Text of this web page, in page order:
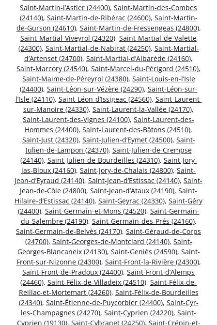
Saint-Martin-l’Astier (24400), Saint-Martin-des-Combes
(24140), Saint-Martin-de-Ribérac (24600), Saint-Martin-
de-Gurson (24610), Saint-Martin-de-Fressengeas (24800),
Saint-Martial-Viveyrol (24320), Saint-Martial-de-Valette
(24300), Saint-Martial-de-Nabirat (24250), Saint-Martial-
d’Artenset (24700), Saint-Martial-d’Albarède (24160),
Saint-Marcory (24540), Saint-Marcel-du-Périgord (24510),
Saint-Maime-de-Péreyrol (24380), Saint-Louis-en-l’Isle
(24400), Saint-Léon-sur-Vézère (24290), Saint-Léon-sur-
l’Isle (24110), Saint-Léon-d’Issigeac (24560), Saint-Laurent-
sur-Manoire (24330), Saint-Laurent-la-Vallée (24170),
Saint-Laurent-des-Vignes (24100), Saint-Laurent-des-
Hommes (24400), Saint-Laurent-des-Bâtons (24510),
Saint-Just (24320), Saint-Julien-d’Eymet (24500), Saint-
Julien-de-Lampon (24370), Saint-Julien-de-Crempse
(24140), Saint-Julien-de-Bourdeilles (24310), Saint-Jory-
las-Bloux (24160), Saint-Jory-de-Chalais (24800), Saint-
Jean-d’Eyraud (24140), Saint-Jean-d’Estissac (24140), Saint-
Jean-de-Côle (24800), Saint-Jean-d’Ataux (24190), Saint-
Hilaire-d’Estissac (24140), Saint-Geyrac (24330), Saint-Géry
(24400), Saint-Germain-et-Mons (24520), Saint-Germain-
du-Salembre (24190), Saint-Germain-des-Prés (24160),
Saint-Germain-de-Belvès (24170), Saint-Géraud-de-Corps
(24700), Saint-Georges-de-Montclard (24140), Saint-
Georges-Blancaneix (24130), Saint-Geniès (24590), Saint-
Front-sur-Nizonne (24300), Saint-Front-la-Rivière (24300),
Saint-Front-de-Pradoux (24400), Saint-Front-d’Alemps
(24460), Saint-Félix-de-Villadeix (24510), Saint-Félix-de-
Reillac-et-Mortemart (24260), Saint-Félix-de-Bourdeilles
(24340), Saint-Étienne-de-Puycorbier (24400), Saint-Cyr-
les-Champagnes (24270), Saint-Cyprien (24220), Saint-
Cyprien (19130), Saint-Cybranet (24250), Saint-Crépin-et-